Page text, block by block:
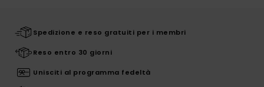
Spedizione e reso gratuiti per i membri
Reso entro 30 giorni
Unisciti al programma fedeltà